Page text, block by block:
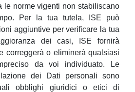
le norme vigenti non stabiliscano
Per la tua tutela, ISE può
aggiuntive per verificare la tua
dei casi, ISE fornirà
correggerà o eliminerà qualsiasi
da voi individuato. Le
dei Dati personali sono
obblighi giuridici o etici di